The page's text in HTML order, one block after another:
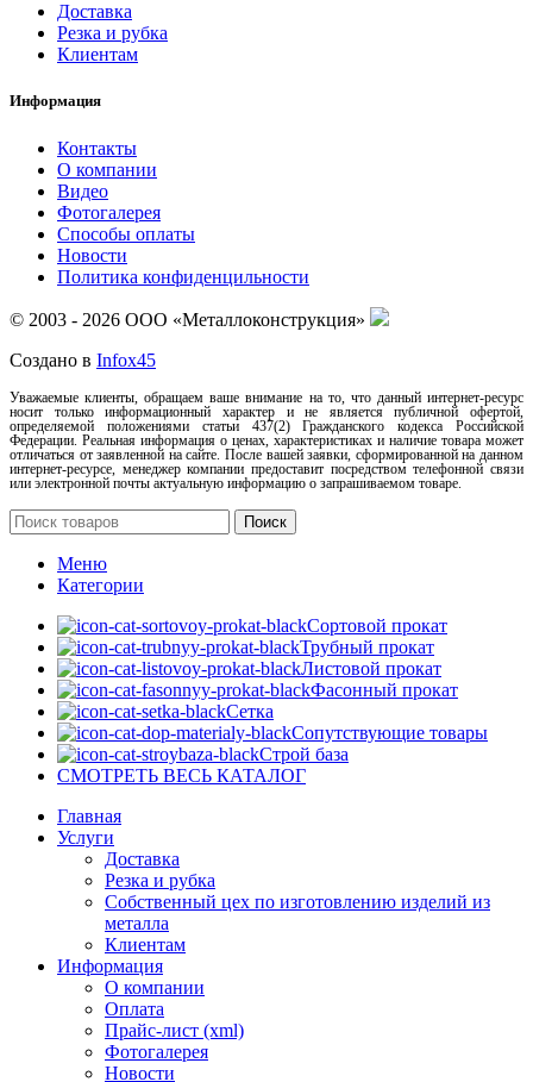
Доставка
Резка и рубка
Клиентам
Информация
Контакты
О компании
Видео
Фотогалерея
Способы оплаты
Новости
Политика конфиденцильности
© 2003 - 2026 ООО «Металлоконструкция»
Создано в Infox45
Уважаемые клиенты, обращаем ваше внимание на то, что данный интернет-ресурс
носит только информационный характер и не является публичной офертой,
определяемой положениями статьи 437(2) Гражданского кодекса Российской
Федерации. Реальная информация о ценах, характеристиках и наличие товара может
отличаться от заявленной на сайте. После вашей заявки, сформированной на данном
интернет-ресурсе, менеджер компании предоставит посредством телефонной связи
или электронной почты актуальную информацию о запрашиваемом товаре.
Поиск
Меню
Категории
Сортовой прокат
Трубный прокат
Листовой прокат
Фасонный прокат
Сетка
Сопутствующие товары
Строй база
СМОТРЕТЬ ВЕСЬ КАТАЛОГ
Главная
Услуги
Доставка
Резка и рубка
Собственный цех по изготовлению изделий из
металла
Клиентам
Информация
О компании
Оплата
Прайс-лист (xml)
Фотогалерея
Новости